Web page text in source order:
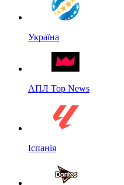
Україна
АПЛ Top News
Іспанія